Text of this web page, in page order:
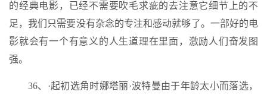
的经典电影，已经不需要吹毛求疵的去注意它细节上的不
足，我们只需要没有杂念的专注和感动就够了。一部好的电
影就会有一个有意义的人生道理在里面，激励人们奋发图
强。
36、·起初选角时娜塔丽·波特曼由于年龄太小而落选，